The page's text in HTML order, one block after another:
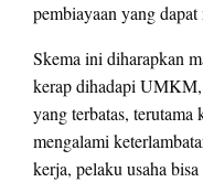
pembiayaan yang
Skema ini diharapkan
kerap dihadapi
yang terbatas,
mengalami
kerja, pelaku usaha